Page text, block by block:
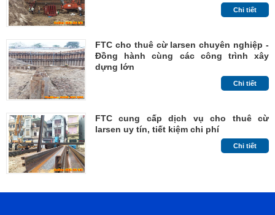
Chi tiết
FTC cho thuê cừ larsen chuyên nghiệp -
Đồng hành cùng các công trình xây
dựng lớn
Chi tiết
FTC cung cấp dịch vụ cho thuê cừ
larsen uy tín, tiết kiệm chi phí
Chi tiết